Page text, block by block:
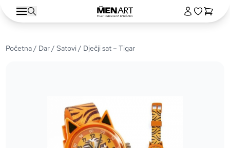
Početna/ Dar/Satovi/ Dječji sat – Tigar